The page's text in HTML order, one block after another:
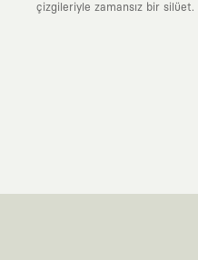
çizgileriyle zamansız bir silüet.